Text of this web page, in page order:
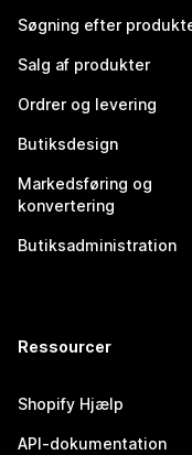
Søgning efter
Salg af produkter
Ordrer og levering
Butiksdesign
Markedsføring og
konvertering
Butiksadministration
Ressourcer
Shopify Hjælp
API-dokumentation